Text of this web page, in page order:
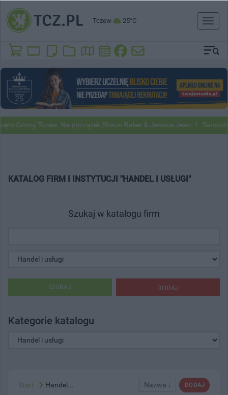
Tczew 25°C
Toggle
Gminy Tczew. Na początek Shaun Baker & Jessica Jean
KATALOG FIRM I INSTYTUCJI "HANDEL I USŁUGI"
Szukaj w katalogu firm
DODAJ
SZUKAJ
Kategorie katalogu
DODAJ
Nazwa ↓
Start Handel...